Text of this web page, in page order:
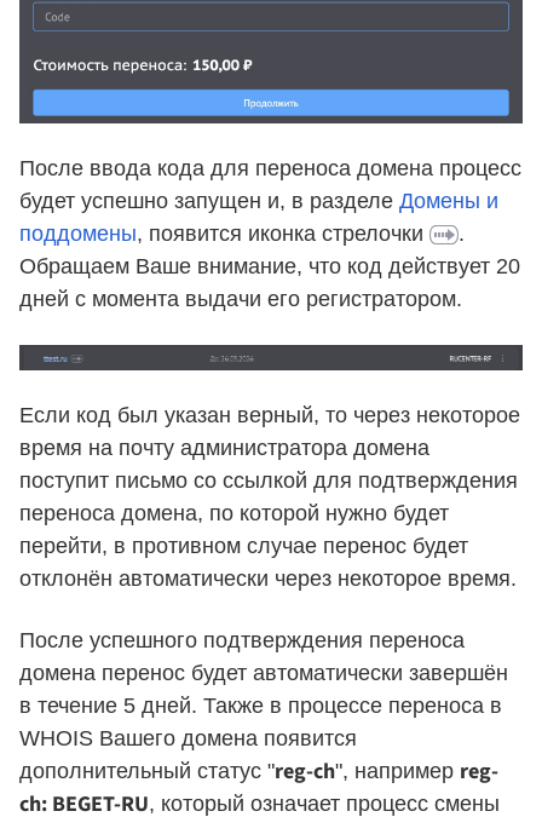
После ввода кода для переноса домена процесс
будет успешно запущен и, в разделе Домены и
поддомены, появится иконка стрелочки
.
Обращаем Ваше внимание, что код действует 20
дней с момента выдачи его регистратором.
Если код был указан верный, то через некоторое
время на почту администратора домена
поступит письмо со ссылкой для подтверждения
переноса домена, по которой нужно будет
перейти, в противном случае перенос будет
отклонён автоматически через некоторое время.
После успешного подтверждения переноса
домена перенос будет автоматически завершён
в течение 5 дней. Также в процессе переноса в
WHOIS Вашего домена появится
дополнительный статус "reg-ch", например reg-
ch: BEGET-RU, который означает процесс смены